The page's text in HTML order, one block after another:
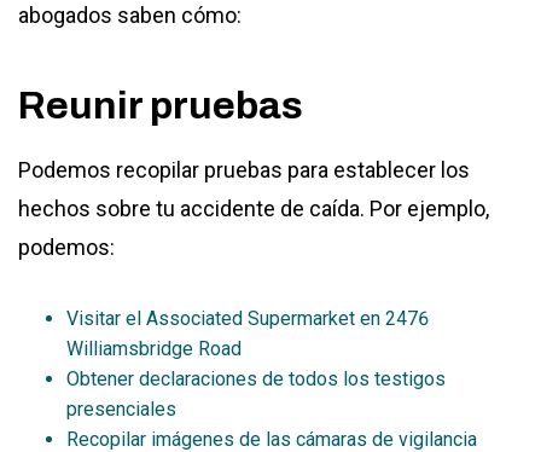
abogados saben cómo:
Reunir pruebas
Podemos recopilar pruebas para establecer los
hechos sobre tu accidente de caída. Por ejemplo,
podemos:
Visitar el Associated Supermarket en 2476
Williamsbridge Road
Obtener declaraciones de todos los testigos
presenciales
Recopilar imágenes de las cámaras de vigilancia